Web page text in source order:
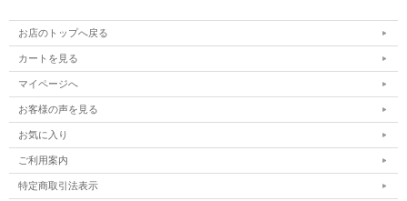
お店のトップへ戻る
カートを見る
マイページへ
お客様の声を見る
お気に入り
ご利用案内
特定商取引法表示